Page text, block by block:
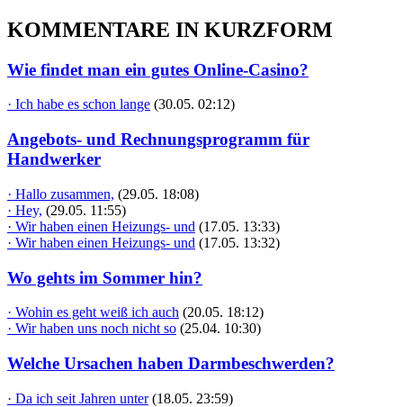
KOMMENTARE IN KURZFORM
Wie findet man ein gutes Online-Casino?
· Ich habe es schon lange (30.05. 02:12)
Angebots- und Rechnungsprogramm für
Handwerker
· Hallo zusammen, (29.05. 18:08)
· Hey, (29.05. 11:55)
· Wir haben einen Heizungs- und (17.05. 13:33)
· Wir haben einen Heizungs- und (17.05. 13:32)
Wo gehts im Sommer hin?
· Wohin es geht weiß ich auch (20.05. 18:12)
· Wir haben uns noch nicht so (25.04. 10:30)
Welche Ursachen haben Darmbeschwerden?
· Da ich seit Jahren unter (18.05. 23:59)